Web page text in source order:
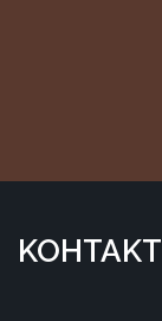
KOНTAKT